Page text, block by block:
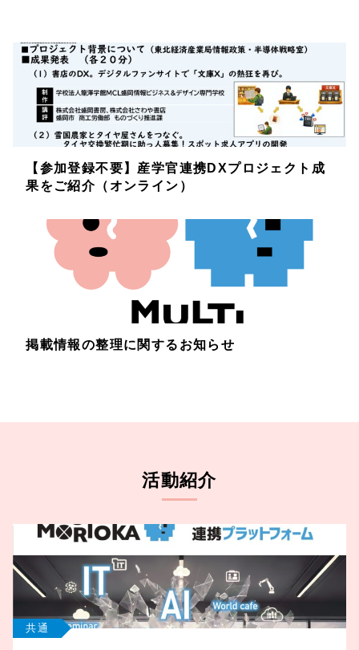
【参加登録不要】産学官連携DXプロジェクト成
果をご紹介（オンライン）
掲載情報の整理に関するお知らせ
活動紹介
共通